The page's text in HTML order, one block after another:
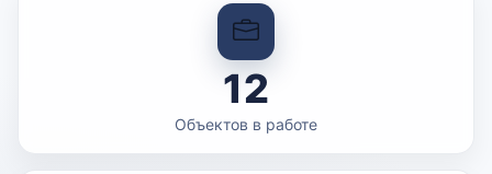
12
Объектов в работе